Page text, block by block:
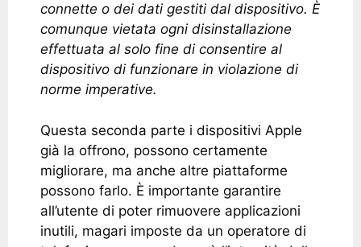
connette o dei dati gestiti dal dispositivo. È
comunque vietata ogni disinstallazione
effettuata al solo fine di consentire al
dispositivo di funzionare in violazione di
norme imperative.
Questa seconda parte i dispositivi Apple
già la offrono, possono certamente
migliorare, ma anche altre piattaforme
possono farlo. È importante garantire
all’utente di poter rimuovere applicazioni
inutili, magari imposte da un operatore di